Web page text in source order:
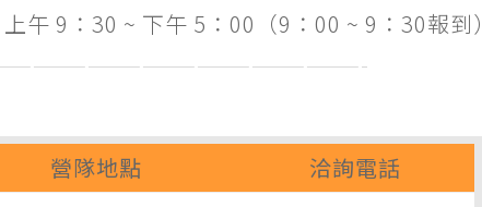
9：30 ~ 下午 5：00（9：00 ~ 9：30報到）
營隊地點
洽詢電話